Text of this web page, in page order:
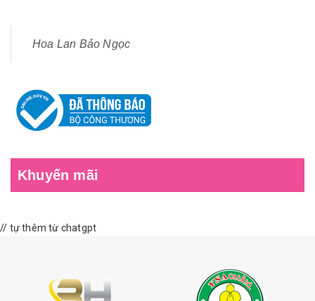
Hoa Lan Bảo Ngọc
Khuyến mãi
// tự thêm từ chatgpt